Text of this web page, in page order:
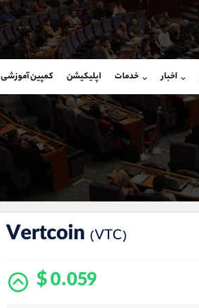
اخبار خدمات اپلیکیشن کمپین آموزشی
Vertcoin (VTC)
$ 0.059
شروع گفتگو
@Armteam_admin_33
داخلی 118